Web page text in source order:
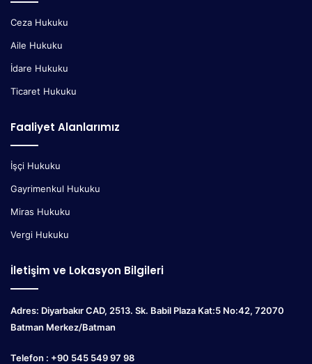
Ceza Hukuku
Aile Hukuku
İdare Hukuku
Ticaret Hukuku
Faaliyet Alanlarımız
İşçi Hukuku
Gayrimenkul Hukuku
Miras Hukuku
Vergi Hukuku
İletişim ve Lokasyon Bilgileri
Adres: Diyarbakır CAD, 2513. Sk. Babil Plaza Kat:5 No:42, 72070
Batman Merkez/Batman
Telefon : +90 545 549 97 98